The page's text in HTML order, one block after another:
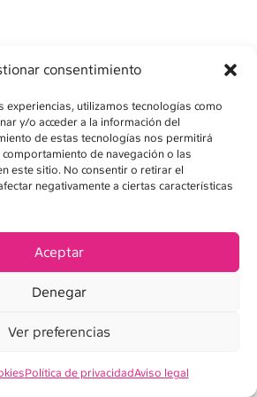
consentimiento
experiencias, utilizamos tecnologías como
y/o acceder a la información del
de estas tecnologías nos permitirá
de navegación o las
este sitio. No consentir o retirar el
negativamente a ciertas características
Aceptar
Denegar
Ver preferencias
Política de privacidadAviso legal